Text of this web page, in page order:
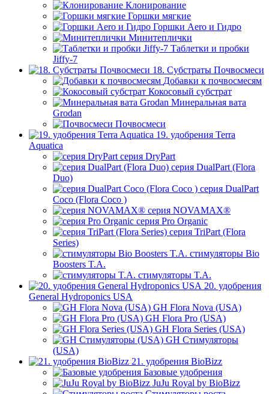
Клонирование
Горшки мягкие
Горшки Aero и Гидро
Минитеплички
Таблетки и пробки
Jiffy-7
18. Субстраты Почвосмеси
Добавки к почвосмесям
Кокосовый субстрат
Минеральная вата
Grodan
Почвосмеси
19. удобрения Terra
Aquatica
серия DryPart
серия DualPart (Flora
Duo)
серия DualPart
Coco (Flora Coco )
серия NOVAMAX®
серия Pro Organic
серия TriPart (Flora
Series)
стимуляторы Bio
Boosters T.A.
стимуляторы T.A.
20. удобрения
General Hydroponics USA
GH Flora Nova (USA)
GH Flora Pro (USA)
GH Flora Series (USA)
GH Стимуляторы
(USA)
21. удобрения BioBizz
Базовые удобрения
JuJu Royal by BioBizz